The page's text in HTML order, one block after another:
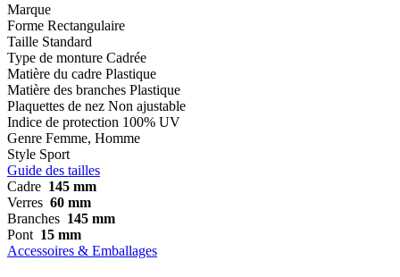
Marque
Forme Rectangulaire
Taille Standard
Type de monture Cadrée
Matière du cadre Plastique
Matière des branches Plastique
Plaquettes de nez Non ajustable
Indice de protection 100% UV
Genre Femme, Homme
Style Sport
Guide des tailles
Cadre 145 mm
Verres 60 mm
Branches 145 mm
Pont 15 mm
Accessoires & Emballages